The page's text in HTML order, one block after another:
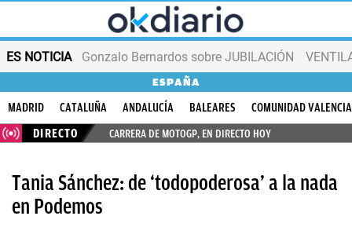
ES NOTICIA Gonzalo Bernardos sobre JUBILACIÓN
ESPAÑA
MADRID CATALUÑA ANDALUCÍA BALEARES
COMUNIDAD
DIRECTO
CARRERA DE MOTOGP, EN DIRECTO HOY
Tania Sánchez: de ‘todopoderosa’ a la nada
en Podemos